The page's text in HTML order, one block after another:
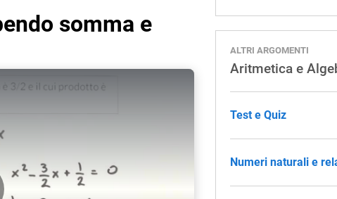
somma e
ALTRI ARGOMENTI
Aritmetica e
Test e Quiz
Numeri naturali e